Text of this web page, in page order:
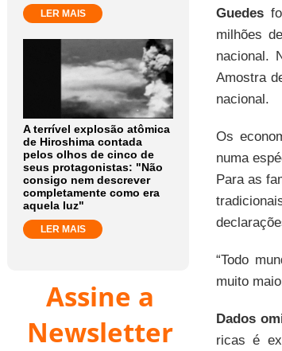
LER MAIS
A terrível explosão atômica
de Hiroshima contada
pelos olhos de cinco de
seus protagonistas: "Não
consigo nem descrever
completamente como era
aquela luz"
LER MAIS
Assine a
Newsletter
Guedes
milhões
nacional.
Amostra
nacional.
Os
numa
Para as
“Todo
muito
Dados
ricas é